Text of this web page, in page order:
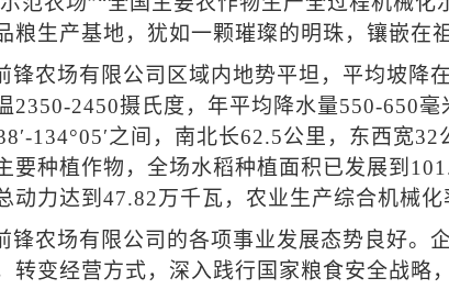
粮生产基地，犹如一颗璀璨的明珠，镶嵌在
锋农场有限公司区域内地势平坦，平均坡降
2350-2450摄氏度，年平均降水量550-650毫
134°05′之间，南北长62.5公里，东西宽
要种植作物，全场水稻种植面积已发展到
动力达到47.82万千瓦，农业生产综合机械化
锋农场有限公司的各项事业发展态势良好。
转变经营方式，深入践行国家粮食安全战略